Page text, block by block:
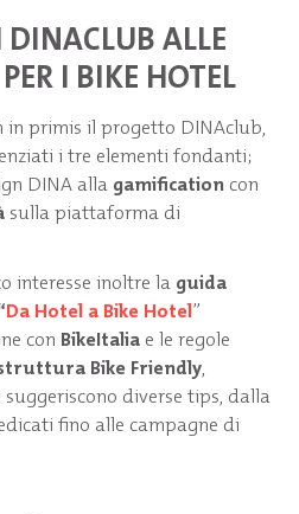
DINACLUB ALLE
I BIKE HOTEL
in primis il progetto DINAclub,
i tre elementi fondanti;
DINA alla gamification con
sulla piattaforma di
interesse inoltre la guida
Da Hotel a Bike Hotel”
con BikeItalia e le regole
Bike Friendly,
diverse tips, dalla
fino alle campagne di